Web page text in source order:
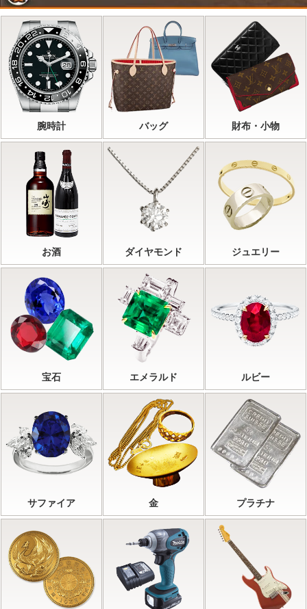
腕時計 バッグ 財布・小物
お酒 ダイヤモンド ジュエリー
宝石 エメラルド ルビー
サファイア 金 プラチナ